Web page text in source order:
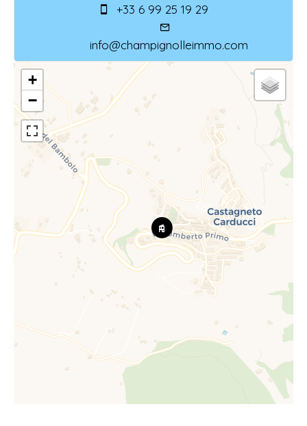
+33 6 99 25 19 29
info@champignolleimmo.com
+
−